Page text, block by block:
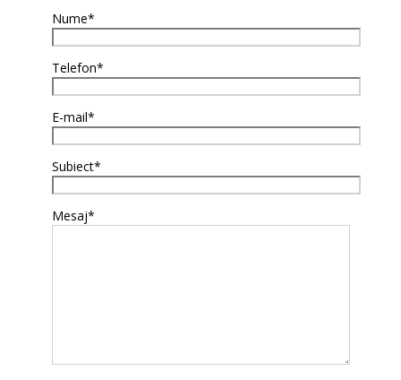
Nume*
Telefon*
E-mail*
Subiect*
Mesaj*